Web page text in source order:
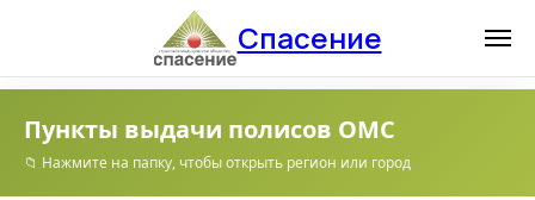
Спасение
Пункты выдачи полисов ОМС
📁 Нажмите на папку, чтобы открыть регион или город